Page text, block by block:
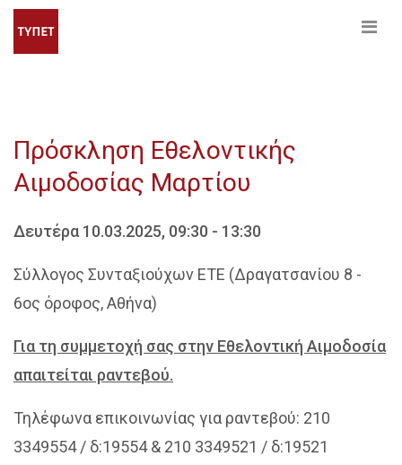
Πρόσκληση Εθελοντικής
Αιμοδοσίας Μαρτίου
Δευτέρα 10.03.2025, 09:30 - 13:30
Σύλλογος Συνταξιούχων ΕΤΕ (Δραγατσανίου 8 -
6ος όροφος, Αθήνα)
Για τη συμμετοχή σας στην Εθελοντική Αιμοδοσία
απαιτείται ραντεβού.
Τηλέφωνα επικοινωνίας για ραντεβού: 210
3349554 / δ:19554 & 210 3349521 / δ:19521